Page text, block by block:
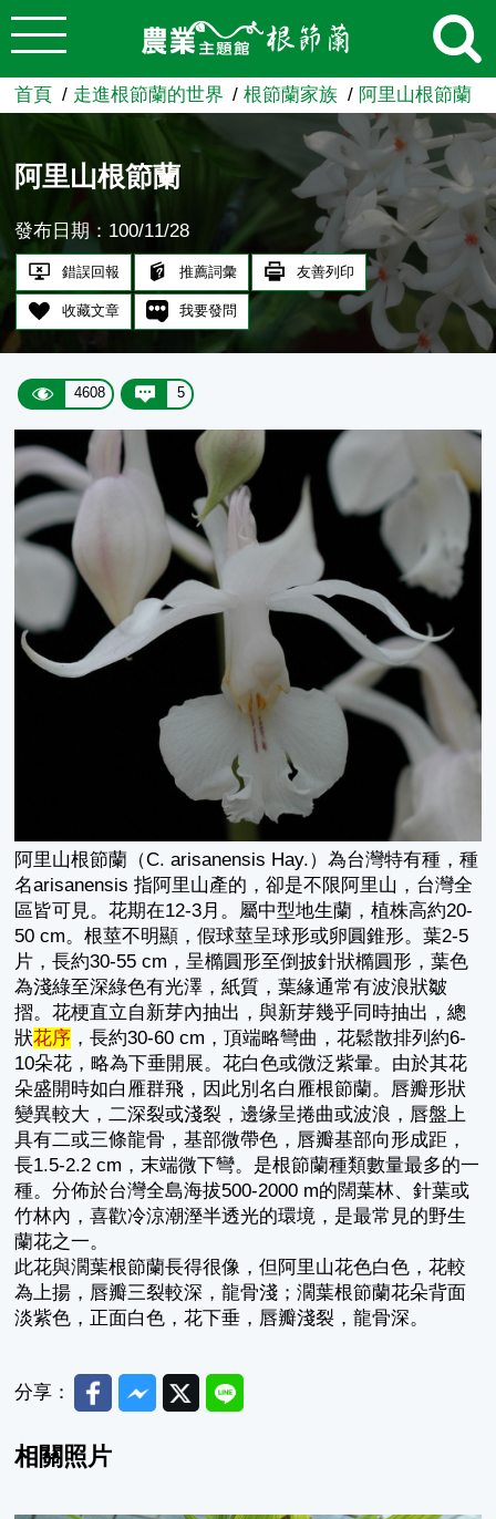
跳到主要內容
農業知識入口網
首頁 走進根節蘭的世界 根節蘭家族 阿里山根節蘭
阿里山根節蘭
發布日期：100/11/28
錯誤回報 推薦詞彙 友善列印
收藏文章 我要發問
4608 5
阿里山根節蘭（C. arisanensis Hay.）為台灣特有種，種
名arisanensis 指阿里山產的，卻是不限阿里山，台灣全
區皆可見。花期在12-3月。屬中型地生蘭，植株高約20-
50 cm。根莖不明顯，假球莖呈球形或卵圓錐形。葉2-5
片，長約30-55 cm，呈橢圓形至倒披針狀橢圓形，葉色
為淺綠至深綠色有光澤，紙質，葉緣通常有波浪狀皺
摺。花梗直立自新芽內抽出，與新芽幾乎同時抽出，總
狀花序 ，長約30-60 cm，頂端略彎曲，花鬆散排列約6-
10朵花，略為下垂開展。花白色或微泛紫暈。由於其花
朵盛開時如白雁群飛，因此別名白雁根節蘭。唇瓣形狀
變異較大，二深裂或淺裂，邊缘呈捲曲或波浪，唇盤上
具有二或三條龍骨，基部微帶色，唇瓣基部向形成距，
長1.5-2.2 cm，末端微下彎。是根節蘭種類數量最多的一
種。分佈於台灣全島海拔500-2000 m的闊葉林、針葉或
竹林內，喜歡冷涼潮溼半透光的環境，是最常見的野生
蘭花之一。
此花與濶葉根節蘭長得很像，但阿里山花色白色，花較
為上揚，唇瓣三裂較深，龍骨淺；濶葉根節蘭花朵背面
淡紫色，正面白色，花下垂，唇瓣淺裂，龍骨深。
分享： FacebookMessenger
TwitterLine
相關照片